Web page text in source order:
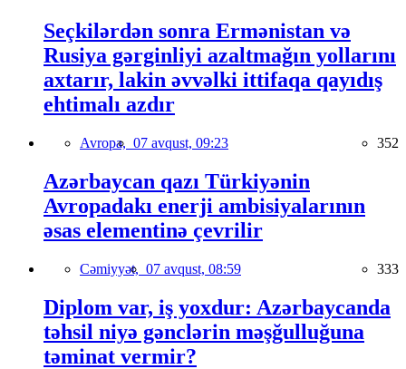
Seçkilərdən sonra Ermənistan və
Rusiya gərginliyi azaltmağın yollarını
axtarır, lakin əvvəlki ittifaqa qayıdış
ehtimalı azdır
Avropa, 07 avqust, 09:23 352
Azərbaycan qazı Türkiyənin
Avropadakı enerji ambisiyalarının
əsas elementinə çevrilir
Cəmiyyət, 07 avqust, 08:59 333
Diplom var, iş yoxdur: Azərbaycanda
təhsil niyə gənclərin məşğulluğuna
təminat vermir?